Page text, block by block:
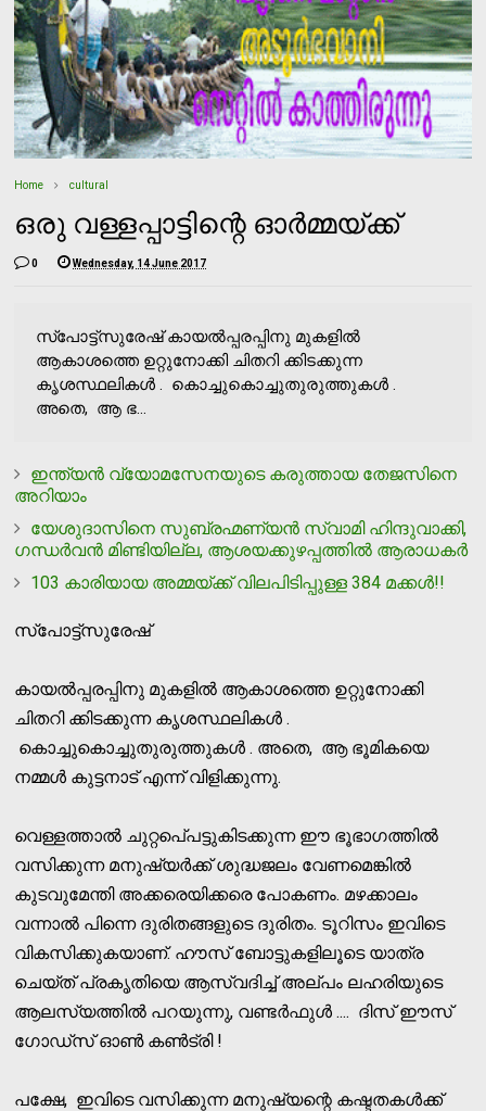
Home cultural
ഒരു വള്ളപ്പാട്ടിന്റെ ഓര്‍മ്മയ്ക്ക്
0 Wednesday, 14 June 2017
സ്‌പോട്ട്‌സുരേഷ് കായല്‍പ്പരപ്പിനു മുകളില്‍
ആകാശത്തെ ഉറ്റുനോക്കി ചിതറി ക്കിടക്കുന്ന
കൃശസ്ഥലികള്‍ . കൊച്ചുകൊച്ചുതുരുത്തുകള്‍ .
അതെ, ആ ഭ...
ഇന്ത്യന്‍ വ്യോമസേനയുടെ കരുത്തായ തേജസിനെ
അറിയാം
യേശുദാസിനെ സുബ്രഹ്മണ്യന്‍ സ്വാമി ഹിന്ദുവാക്കി,
ഗന്ധര്‍വന്‍ മിണ്ടിയില്ല, ആശയക്കുഴപ്പത്തില്‍ ആരാധകര്‍
103 കാരിയായ അമ്മയ്ക്ക് വിലപിടിപ്പുള്ള 384 മക്കള്‍!!
സ്‌പോട്ട്‌സുരേഷ്
കായല്‍പ്പരപ്പിനു മുകളില്‍ ആകാശത്തെ ഉറ്റുനോക്കി
ചിതറി ക്കിടക്കുന്ന കൃശസ്ഥലികള്‍ .
കൊച്ചുകൊച്ചുതുരുത്തുകള്‍ . അതെ, ആ ഭൂമികയെ
നമ്മള്‍ കുട്ടനാട് എന്ന് വിളിക്കുന്നു.
വെള്ളത്താല്‍ ചുറ്റപെ്പട്ടുകിടക്കുന്ന ഈ ഭൂഭാഗത്തില്‍
വസിക്കുന്ന മനുഷ്യര്‍ക്ക് ശുദ്ധജലം വേണമെങ്കില്‍
കുടവുമേന്തി അക്കരെയിക്കരെ പോകണം. മഴക്കാലം
വന്നാല്‍ പിന്നെ ദുരിതങ്ങളുടെ ദുരിതം. ടൂറിസം ഇവിടെ
വികസിക്കുകയാണ്. ഹൗസ് ബോട്ടുകളിലൂടെ യാത്ര
ചെയ്ത് പ്രകൃതിയെ ആസ്വദിച്ച് അല്പം ലഹരിയുടെ
ആലസ്യത്തില്‍ പറയുന്നു, വണ്ടര്‍ഫുള്‍ .... ദിസ് ഈസ്
ഗോഡ്‌സ് ഓണ്‍ കണ്‍ട്രി !
പക്ഷേ, ഇവിടെ വസിക്കുന്ന മനുഷ്യന്റെ കഷ്ടതകള്‍ക്ക്